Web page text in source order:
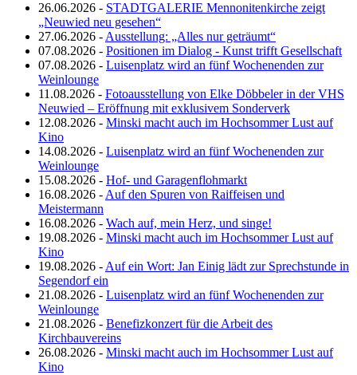
26.06.2026 - STADTGALERIE Mennonitenkirche zeigt
„Neuwied neu gesehen“
27.06.2026 - Ausstellung: „Alles nur geträumt“
07.08.2026 - Positionen im Dialog - Kunst trifft Gesellschaft
07.08.2026 - Luisenplatz wird an fünf Wochenenden zur
Weinlounge
11.08.2026 - Fotoausstellung von Elke Döbbeler in der VHS
Neuwied – Eröffnung mit exklusivem Sonderverk
12.08.2026 - Minski macht auch im Hochsommer Lust auf
Kino
14.08.2026 - Luisenplatz wird an fünf Wochenenden zur
Weinlounge
15.08.2026 - Hof- und Garagenflohmarkt
16.08.2026 - Auf den Spuren von Raiffeisen und
Meistermann
16.08.2026 - Wach auf, mein Herz, und singe!
19.08.2026 - Minski macht auch im Hochsommer Lust auf
Kino
19.08.2026 - Auf ein Wort: Jan Einig lädt zur Sprechstunde in
Segendorf ein
21.08.2026 - Luisenplatz wird an fünf Wochenenden zur
Weinlounge
21.08.2026 - Benefizkonzert für die Arbeit des
Kirchbauvereins
26.08.2026 - Minski macht auch im Hochsommer Lust auf
Kino